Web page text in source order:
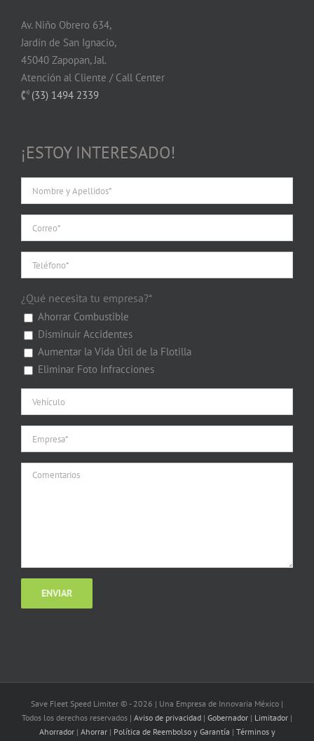
Av. Niño Obrero 634,
Jardín de San Ignacio,
45040 Zapopan, Jal.
Atención al Cliente / Call Center
(33) 1494 2339
¡ESTOY INTERESADO!
¿Qué necesita tu empresa?*
Ahorrar Combustible
Disminuir Accidentes
Aumentar la Vida Útil de la Flotilla
Eliminar Foto Infracciones
Save Fleet Speed Limiter © - 2026 | Una Empresa de Innovaria México |
Todos los derechos reservados | Aviso de privacidad | Gobernador | Limitador |
Ahorrador| Ahorrar| Política de Reembolso y Garantía | Términos y